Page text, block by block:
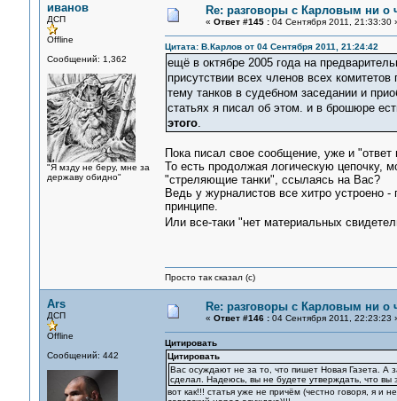
иванов
ДСП
Offline
Сообщений: 1,362
"Я мзду не беру, мне за
державу обидно"
Re: разговоры с Карловым ни о
« Ответ #145 :04 Сентября 2011, 21:33:30
Цитата: В.Карлов от 04 Сентября 2011, 21:24:42
ещё в октябре 2005 года на
присутствии всех членов всех
тему танков в судебном заседании и
статьях я писал об этом. и в брошюре
этого.
Пока писал свое сообщение, уже и
То есть продолжая логическую цепочку,
"стреляющие танки", ссылаясь на Вас?
Ведь у журналистов все хитро устроено
принципе.
Или все-таки "нет материальных
Просто так сказал (с)
Ars
ДСП
Offline
Сообщений: 442
Re: разговоры с Карловым ни о
« Ответ #146 :04 Сентября 2011, 22:23:23
Цитировать
Цитировать
Вас осуждают не за то, что пишет Новая Газета. А
сделал. Надеюсь, вы не будете утверждать, что вы
вот как!!! статья уже не причём (честно говоря, я и